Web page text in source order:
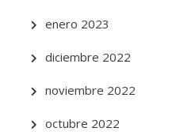
enero 2023
diciembre 2022
noviembre 2022
octubre 2022